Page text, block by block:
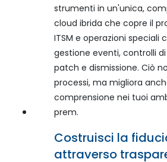
strumenti in un'unica,
cloud ibrida che copre il
ITSM e operazioni speciali
gestione eventi, controlli
patch e dismissione. Ciò
processi, ma migliora
comprensione nei tuoi
prem.
Costruisci la
attraverso